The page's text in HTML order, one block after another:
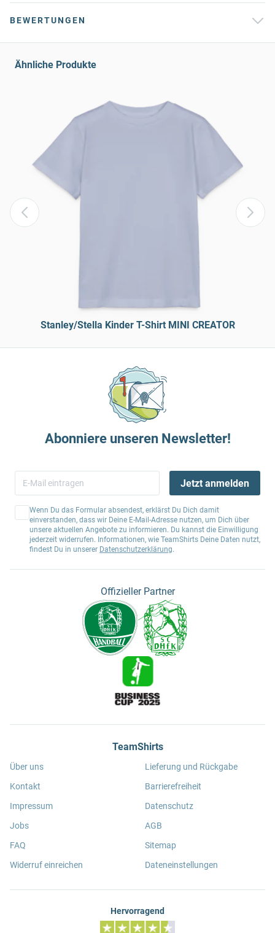
BEWERTUNGEN
Ähnliche Produkte
Stanley/Stella Kinder T-Shirt MINI CREATOR
Abonniere unseren Newsletter!
Jetzt anmelden
Wenn Du das Formular absendest, erklärst Du Dich damit
einverstanden, dass wir Deine E-Mail-Adresse nutzen, um Dich über
unsere aktuellen Angebote zu informieren. Du kannst die Einwilligung
jederzeit widerrufen. Informationen, wie TeamShirts Deine Daten nutzt,
findest Du in unserer Datenschutzerklärung.
Offizieller Partner
TeamShirts
Über uns
Kontakt
Impressum
Jobs
FAQ
Widerruf einreichen
Lieferung und Rückgabe
Barrierefreiheit
Datenschutz
AGB
Sitemap
Dateneinstellungen
Hervorragend